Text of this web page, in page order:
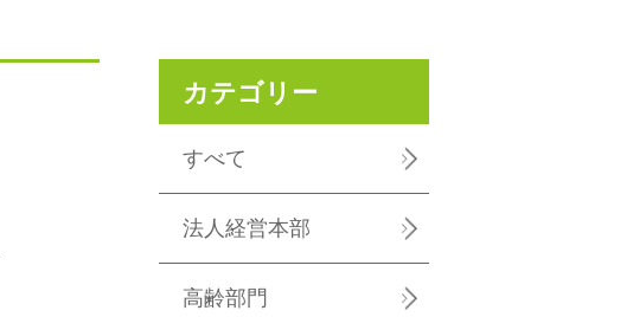
カテゴリー
すべて
法人経営本部
高齢部門